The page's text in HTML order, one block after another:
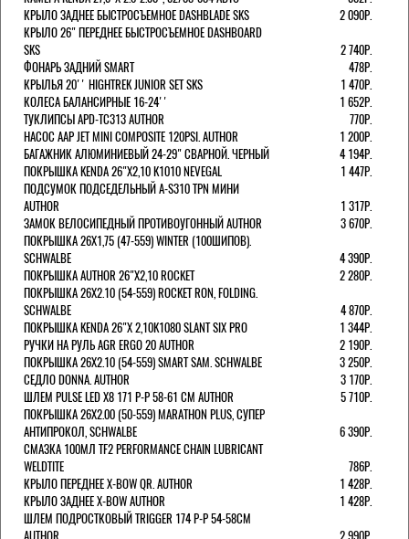
КРЫЛО ЗАДНЕЕ БЫСТРОСЪЕМНОЕ DASHBLADE SKS
2 090Р.
КРЫЛО 26" ПЕРЕДНЕЕ БЫСТРОСЪЕМНОЕ DASHBOARD
SKS
2 740Р.
ФОНАРЬ ЗАДНИЙ SMART
478Р.
КРЫЛЬЯ 20'' HIGHTREK JUNIOR SET SKS
1 470Р.
КОЛЕСА БАЛАНСИРНЫЕ 16-24''
1 652Р.
ТУКЛИПСЫ APD-TC313 AUTHOR
770Р.
НАСОС AAP JET MINI COMPOSITE 120PSI. AUTHOR
1 200Р.
БАГАЖНИК АЛЮМИНИЕВЫЙ 24-29" СВАРНОЙ. ЧЕРНЫЙ
4 194Р.
ПОКРЫШКА KENDA 26"Х2,10 K1010 NEVEGAL
1 447Р.
ПОДСУМОК ПОДСЕДЕЛЬНЫЙ A-S310 TPN МИНИ
AUTHOR
1 317Р.
ЗАМОК ВЕЛОСИПЕДНЫЙ ПРОТИВОУГОННЫЙ AUTHOR
3 670Р.
ПОКРЫШКА 26X1,75 (47-559) WINTER (100ШИПОВ).
SCHWALBE
4 390Р.
ПОКРЫШКА AUTHOR 26"Х2,10 ROCKET
2 280Р.
ПОКРЫШКА 26X2.10 (54-559) ROCKET RON, FOLDING.
SCHWALBE
4 870Р.
ПОКРЫШКА KENDA 26"Х 2,10K1080 SLANT SIX PRO
1 344Р.
РУЧКИ НА РУЛЬ AGR ERGO 20 AUTHOR
2 190Р.
ПОКРЫШКА 26X2.10 (54-559) SMART SAM. SCHWALBE
3 250Р.
СЕДЛО DONNA. AUTHOR
3 170Р.
ШЛЕМ PULSE LED X8 171 Р-Р 58-61 СМ AUTHOR
5 710Р.
ПОКРЫШКА 26X2.00 (50-559) MARATHON PLUS, СУПЕР
АНТИПРОКОЛ, SCHWALBE
6 390Р.
СМАЗКА 100МЛ TF2 PERFORMANCE CHAIN LUBRICANT
WELDTITE
786Р.
КРЫЛО ПЕРЕДНЕЕ X-BOW QR. AUTHOR
1 428Р.
КРЫЛО ЗАДНЕЕ X-BOW AUTHOR
1 428Р.
ШЛЕМ ПОДРОСТКОВЫЙ TRIGGER 174 Р-Р 54-58СМ
AUTHOR
2 990Р.